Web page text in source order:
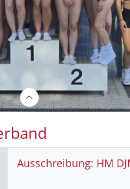
Ausschreibung: HM